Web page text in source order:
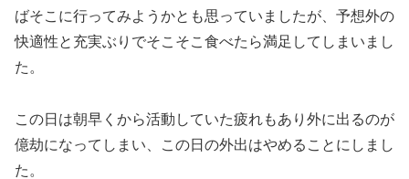
ばそこに行ってみようかとも思っていましたが、予想外の
快適性と充実ぶりでそこそこ食べたら満足してしまいまし
た。
この日は朝早くから活動していた疲れもあり外に出るのが
億劫になってしまい、この日の外出はやめることにしまし
た。